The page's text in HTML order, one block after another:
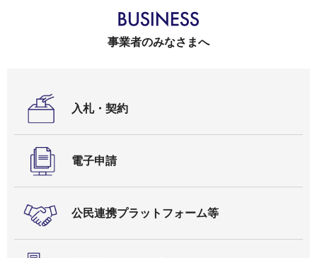
事業者のみなさまへ
入札・契約
電子申請
公民連携プラットフォーム等